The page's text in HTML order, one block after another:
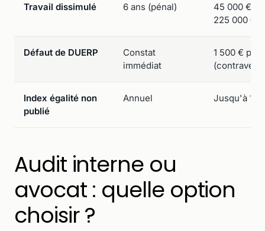
Travail dissimulé 6 ans (pénal)
45 000 €
225 000 €
Défaut de DUERP
Constat
immédiat
1 500 € par
Index égalité non
publié
Annuel Jusqu'à 1
Audit interne ou
avocat : quelle option
choisir ?